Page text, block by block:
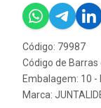
Código: 79987
Código de
Embalagem: 10 -
Marca: